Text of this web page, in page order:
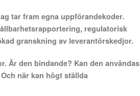
tar fram egna uppförandekoder.
regulatorisk
granskning av leverantörskedjor.
Är den bindande? Kan den användas
när kan högt ställda